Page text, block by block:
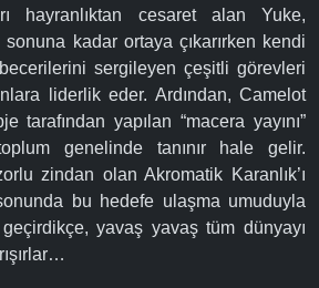
hayranlıktan cesaret alan Yuke,
sonuna kadar ortaya çıkarırken kendi
sergileyen çeşitli görevleri
liderlik eder. Ardından, Camelot
tarafından yapılan “macera yayını”
genelinde tanınır hale gelir.
zindan olan Akromatik Karanlık’ı
bu hedefe ulaşma umuduyla
yavaş yavaş tüm dünyayı